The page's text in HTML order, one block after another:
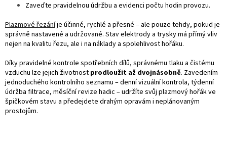
Zaveďte pravidelnou údržbu a evidenci počtu hodin provozu.
Plazmové řezáníje účinné, rychlé a přesné – ale pouze tehdy, pokud je
správně nastavené a udržované. Stav elektrody a trysky má přímý vliv
nejen na kvalitu řezu, ale i na náklady a spolehlivost hořáku.
Díky pravidelné kontrole spotřebních dílů, správnému tlaku a čistému
vzduchu lze jejich životnost prodloužit až dvojnásobně. Zavedením
jednoduchého kontrolního seznamu – denní vizuální kontrola, týdenní
údržba filtrace, měsíční revize hadic – udržíte svůj plazmový hořák ve
špičkovém stavu a předejdete drahým opravám i neplánovaným
prostojům.